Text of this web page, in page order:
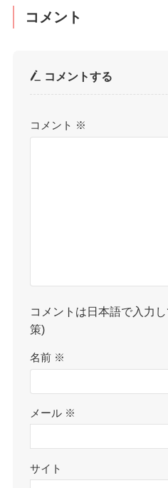
コメント
コメントする
コメント ※
コメントは日本語で入力
策)
名前 ※
メール ※
サイト